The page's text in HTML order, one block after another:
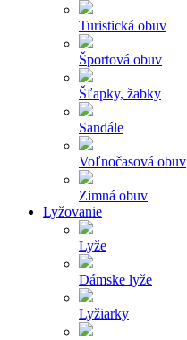
Turistická obuv
Športová obuv
Šľapky, žabky
Sandále
Voľnočasová obuv
Zimná obuv
Lyžovanie
Lyže
Dámske lyže
Lyžiarky